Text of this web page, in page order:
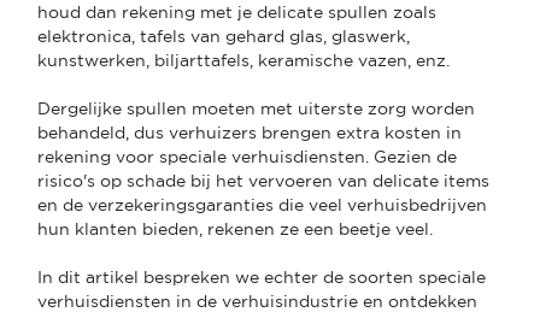
houd dan rekening met je delicate spullen zoals
elektronica, tafels van gehard glas, glaswerk,
kunstwerken, biljarttafels, keramische vazen, enz.
Dergelijke spullen moeten met uiterste zorg worden
behandeld, dus verhuizers brengen extra kosten in
rekening voor speciale verhuisdiensten. Gezien de
risico's op schade bij het vervoeren van delicate items
en de verzekeringsgaranties die veel verhuisbedrijven
hun klanten bieden, rekenen ze een beetje veel.
In dit artikel bespreken we echter de soorten speciale
verhuisdiensten in de verhuisindustrie en ontdekken